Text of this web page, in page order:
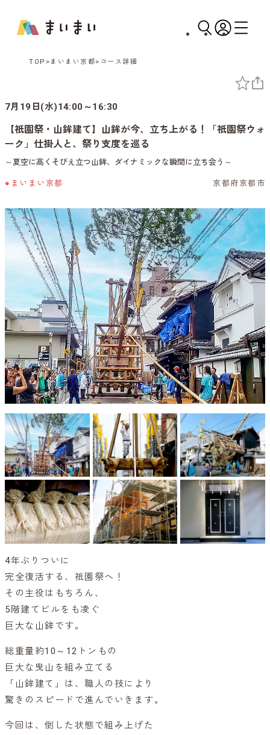
TOP まいまい京都 コース詳細
7月19日(水)14:00～16:30
【祇園祭・山鉾建て】山鉾が今、立ち上がる！「祇園祭ウォ
ーク」仕掛人と、祭り支度を巡る
～夏空に高くそびえ立つ山鉾、ダイナミックな瞬間に立ち会う～
●まいまい京都 京都府京都市
4年ぶりついに
完全復活する、祇園祭へ！
その主役はもちろん、
5階建てビルをも凌ぐ
巨大な山鉾です。
総重量約10～12トンもの
巨大な曳山を組み立てる
「山鉾建て」は、職人の技により
驚きのスピードで進んでいきます。
今回は、倒した状態で組み上げた